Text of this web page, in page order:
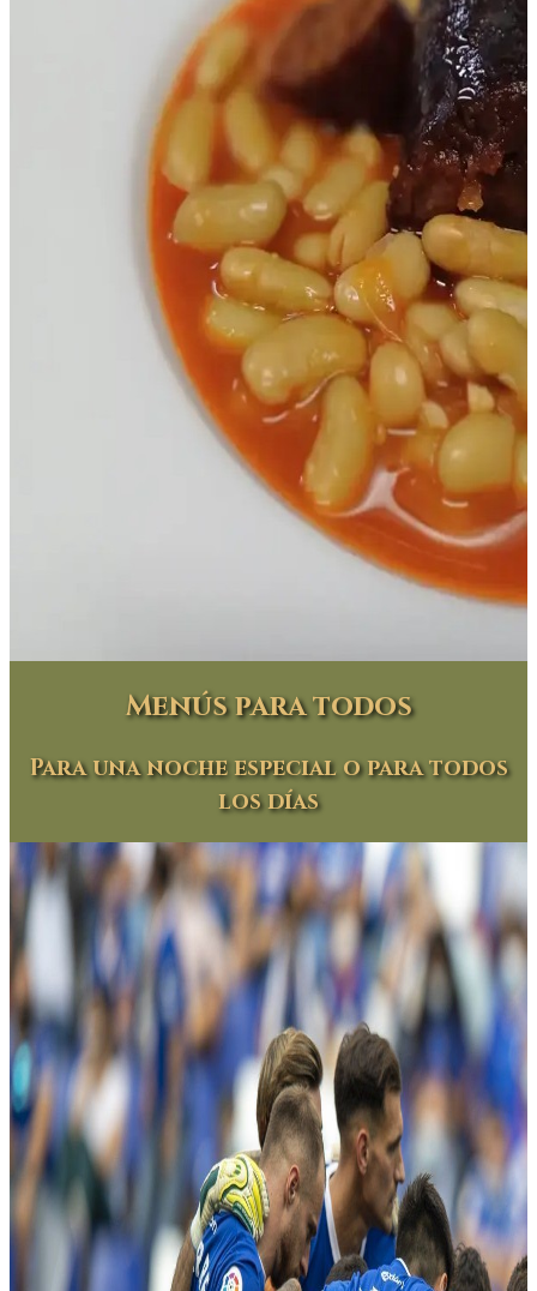
Menús para todos
Para una noche especial o para todos
los días